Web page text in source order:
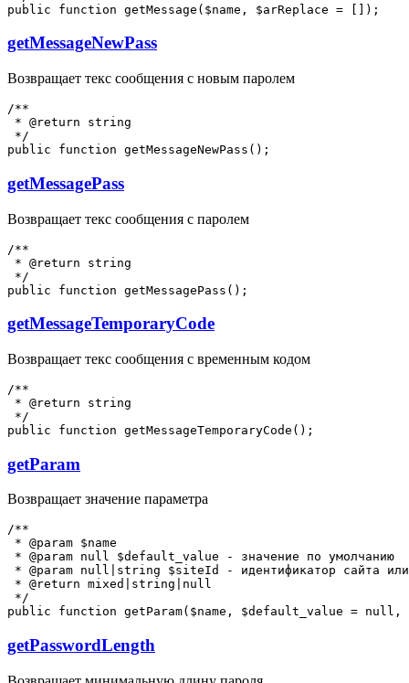
getMessageNewPass
Возвращает текс сообщения с новым паролем
/**
* @return string
*/
getMessagePass
Возвращает текс сообщения с паролем
/**
* @return string
*/
getMessageTemporaryCode
Возвращает текс сообщения с временным кодом
/**
* @return string
*/
getParam
Возвращает значение параметра
/**
* @param $name
* @param null $default_value - значение по умолчанию
* @param null|string $siteId - идентификатор сайта
* @return mixed|string|null
*/
getPasswordLength